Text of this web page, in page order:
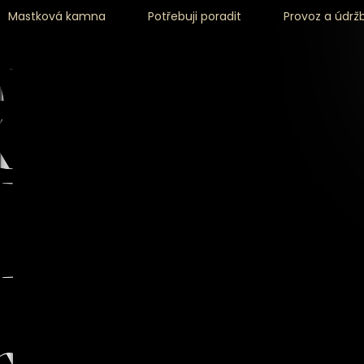
Mastková kamna Potřebuji poradit Provoz a